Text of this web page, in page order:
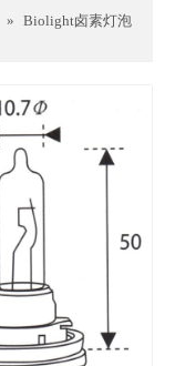
» Biolight卤素灯泡